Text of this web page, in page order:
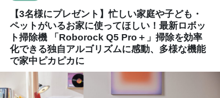
【3名様にプレゼント】忙しい家庭や子ども・
ペットがいるお家に使ってほしい！最新ロボッ
ト掃除機 「Roborock Q5 Pro＋」掃除を効率
化できる独自アルゴリズムに感動、多様な機能
で家中ピカピカに